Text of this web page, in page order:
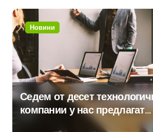
Новини
Седем от десет
компании у нас предлагат
хибридна работа